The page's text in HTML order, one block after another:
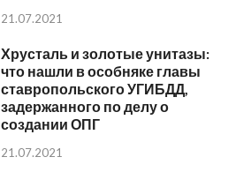
21.07.2021
Хрусталь и золотые унитазы:
что нашли в особняке главы
ставропольского УГИБДД,
задержанного по делу о
создании ОПГ
21.07.2021